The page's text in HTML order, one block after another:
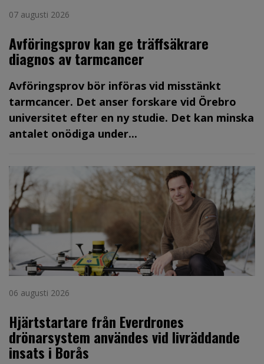
07 augusti 2026
Avföringsprov kan ge träffsäkrare
diagnos av tarmcancer
Avföringsprov bör införas vid misstänkt
tarmcancer. Det anser forskare vid Örebro
universitet efter en ny studie. Det kan minska
antalet onödiga under...
06 augusti 2026
Hjärtstartare från Everdrones
drönarsystem användes vid livräddande
insats i Borås